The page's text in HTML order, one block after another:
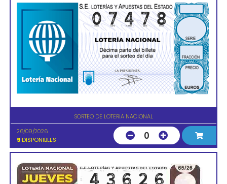
SORTEO DE LOTERIA NACIONAL
26/09/2026
9 DISPONIBLES 0